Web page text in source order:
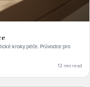
kroky péče. Průvodce pro
12 min read